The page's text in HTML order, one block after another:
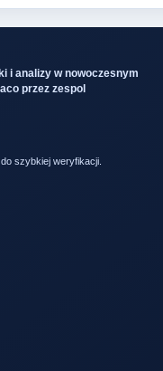
i analizy w nowoczesnym
przez zespol
szybkiej weryfikacji.